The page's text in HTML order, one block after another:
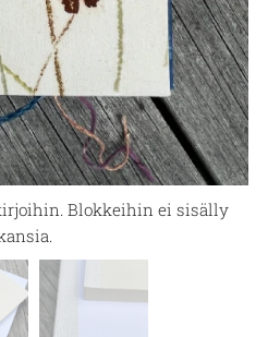
Blokkeihin ei sisälly
kirjablokki